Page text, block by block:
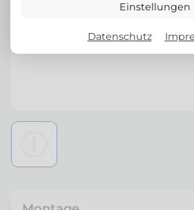
Einstellungen
Datenschutz